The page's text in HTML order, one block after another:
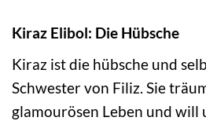
Kiraz Elibol: Die Hübsche
Kiraz ist die hübsche und
Schwester von Filiz. Sie
glamourösen Leben und